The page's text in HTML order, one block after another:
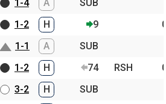
1-4 A
SUB
1-2 H 9
1-1 A
SUB
1-2 H 74 RSH
3-2 H
SUB